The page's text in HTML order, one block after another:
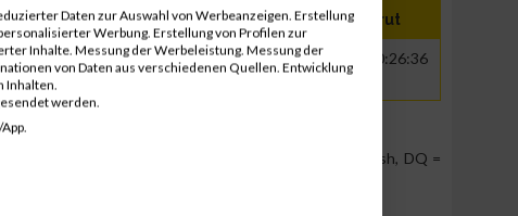
Jahr Nation Verein Net Brut
1994 AUT I überleg ma wos 00:24:18 00:26:36
Position, DNS = Did not start, DNF = Did not finish, DQ =
Daten zur Auswahl von Werbeanzeigen. Erstellung
Werbung. Erstellung von Profilen zur
Inhalte. Messung der Werbeleistung. Messung der
von Daten aus verschiedenen Quellen. Entwicklung
Inhalten.
werden.